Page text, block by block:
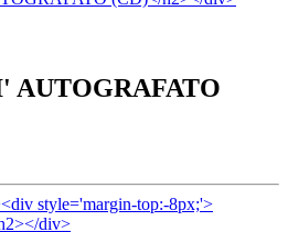
AUTOGRAFATO